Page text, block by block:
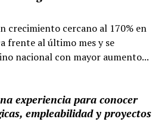
crecimiento cercano al 170% en
frente al último mes y se
nacional con mayor aumento...
experiencia para conocer
empleabilidad y proyectos